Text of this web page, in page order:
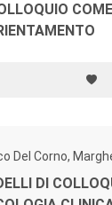
Del Corno,
DI